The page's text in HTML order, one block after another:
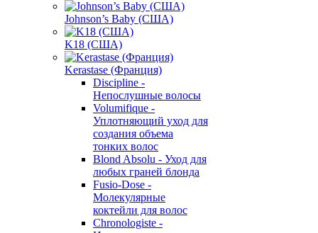
Johnson’s Baby (США)
K18 (США)
Kerastase (Франция)
Discipline -
Непослушные волосы
Volumifique -
Уплотняющий уход для
создания объема
тонких волос
Blond Absolu - Уход для
любых граней блонда
Fusio-Dose -
Молекулярные
коктейли для волос
Chronologiste -